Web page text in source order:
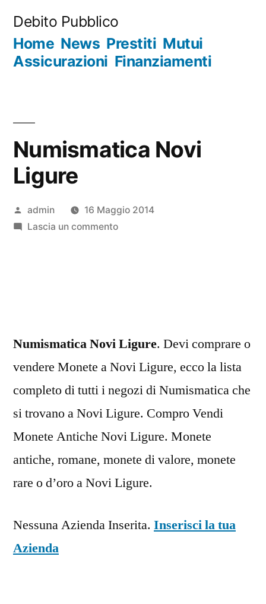
contenuto
Debito Pubblico
Home News Prestiti Mutui
Assicurazioni Finanziamenti
Numismatica Novi
Ligure
Pubblicato
da
admin
16 Maggio 2014
Lascia un commentosu
Numismatica Novi Ligure. Devi comprare o
vendere Monete a Novi Ligure, ecco la lista
completo di tutti i negozi di Numismatica che
si trovano a Novi Ligure. Compro Vendi
Monete Antiche Novi Ligure. Monete
antiche, romane, monete di valore, monete
rare o d’oro a Novi Ligure.
Nessuna Azienda Inserita. Inserisci la tua
Azienda